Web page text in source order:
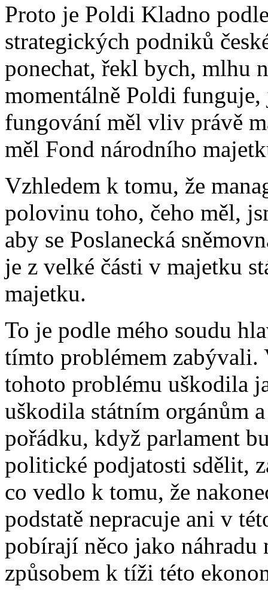
Proto je Poldi Kladno
strategických podniků
ponechat, řekl bych, mlhu
momentálně Poldi
fungování měl vliv právě
měl Fond národního
Vzhledem k tomu, že
polovinu toho, čeho měl,
aby se Poslanecká
je z velké části v majetku
majetku.
To je podle mého soudu
tímto problémem zabývali.
tohoto problému uškodila
uškodila státním orgánům
pořádku, když parlament
politické podjatosti sdělit,
co vedlo k tomu, že
podstatě nepracuje ani v
pobírají něco jako
způsobem k tíži této